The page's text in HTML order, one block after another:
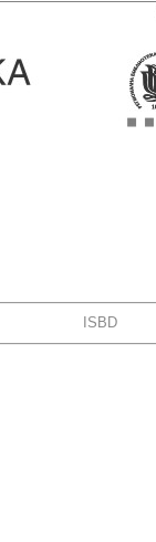
ISBD